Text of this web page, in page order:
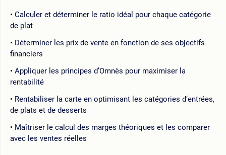
Calculer et déterminer le ratio idéal pour chaque catégorie
de plat
Déterminer les prix de vente en fonction de ses objectifs
financiers
Appliquer les principes d’Omnès pour maximiser la
rentabilité
Rentabiliser la carte en optimisant les catégories d’entrées,
de plats et de desserts
Maîtriser le calcul des marges théoriques et les comparer
avec les ventes réelles